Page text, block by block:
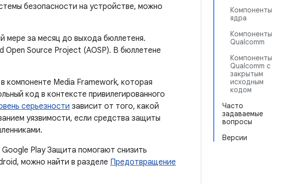
Компоненты
ядра
Компоненты
Qualcomm
Компоненты
Qualcomm с
закрытым
исходным
кодом
Часто
задаваемые
вопросы
Версии
безопасности на устройстве, можно
мере за месяц до выхода бюллетеня.
Open Source Project (AOSP). В бюллетене
компоненте Media Framework, которая
код в контексте привилегированного
серьезности зависит от того, какой
уязвимости, если средства защиты
Google Play Защита помогают снизить
можно найти в разделе Предотвращение